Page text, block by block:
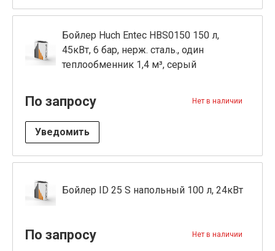
Бойлер Huch Entec HBS0150 150 л,
45кВт, 6 бар, нерж. сталь., один
теплообменник 1,4 м³, серый
По запросу Нет в наличии
Уведомить
Бойлер ID 25 S напольный 100 л, 24кВт
По запросу Нет в наличии